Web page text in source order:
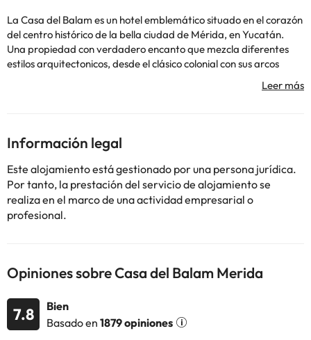
La Casa del Balam es un hotel emblemático situado en el corazón
del centro histórico de la bella ciudad de Mérida, en Yucatán.
Una propiedad con verdadero encanto que mezcla diferentes
estilos arquitectonicos, desde el clásico colonial con sus arcos
moriscos, pisos de mármol y de pasta, detalles art decó y objetos
precolombinos que lo hacen único. La estrategica ubicación les
culturales organizados gratuitamente, por la municipalidad. Su
cálido y amable personal le recibirá con gusto, y le compartirán
su conocimiento sobre todo lo que hay para hacer en las
inmediaciones. La propiedad cuenta con recepción, restaurante-
bar climatizado, acceso gratuito a Internet, servicio a la
habitación, lavandería, cambio de divisas, tienda de
conveniencia, boutique y un pequeño centro de negocios así cómo
Algunos de los servicios detallados pueden ser de pago. Puedes
consultar sus tarifas directamente en el establecimiento. Toda la
información de esta ficha está sujeta a cambios por parte del
Información legal
Este alojamiento está gestionado por una persona jurídica.
Por tanto, la prestación del servicio de alojamiento se
realiza en el marco de una actividad empresarial o
profesional.
Opiniones sobre Casa del Balam Merida
7.8
Bien
Basado en 1879 opiniones